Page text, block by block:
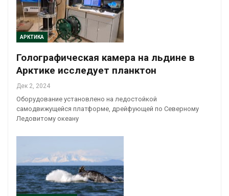
АРКТИКА
Голографическая камера на льдине в
Арктике исследует планктон
Дек 2, 2024
Оборудование установлено на ледостойкой
самодвижущейся платформе, дрейфующей по Северному
Ледовитому океану